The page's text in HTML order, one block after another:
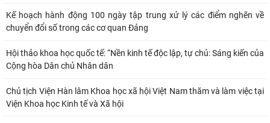
Kế hoạch hành động 100 ngày tập trung xử lý các điểm nghẽn về
chuyển đổi số trong các cơ quan Đảng
Hội thảo khoa học quốc tế: “Nền kinh tế độc lập, tự chủ: Sáng kiến của
Cộng hòa Dân chủ Nhân dân
Chủ tịch Viện Hàn lâm Khoa học xã hội Việt Nam thăm và làm việc tại
Viện Khoa học Kinh tế và Xã hội